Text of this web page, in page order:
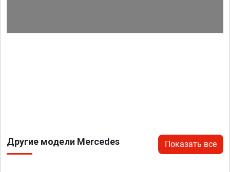
Другие модели Mercedes Показать все